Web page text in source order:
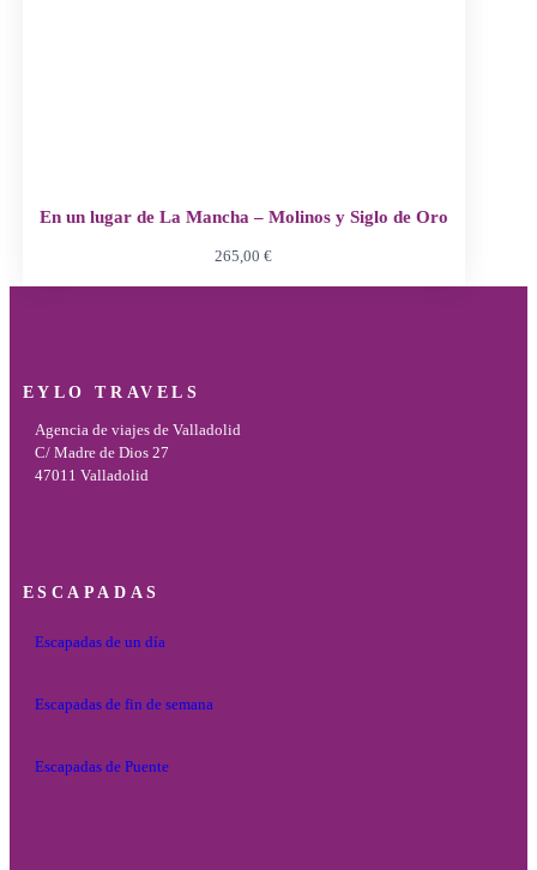
En un lugar de La Mancha – Molinos y Siglo de Oro
265,00€
EYLO TRAVELS
Agencia de viajes de Valladolid
C/ Madre de Dios 27
47011 Valladolid
ESCAPADAS
Escapadas de un día
Escapadas de fin de semana
Escapadas de Puente